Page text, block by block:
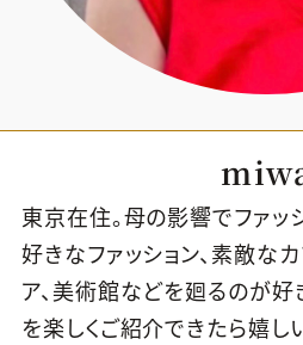
エクラプレミアム通販
東京在住。母の影響でファッ
好きなファッション、素敵な
ア、美術館などを廻るのが好
を楽しくご紹介できたら嬉し